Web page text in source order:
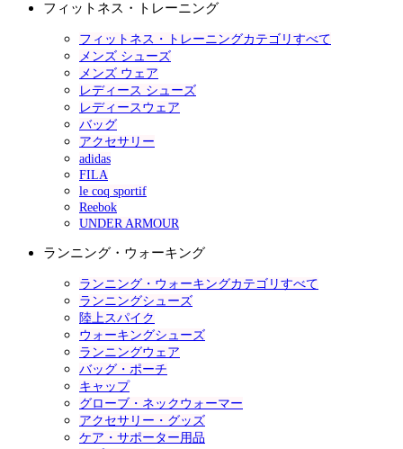
フィットネス・トレーニング
フィットネス・トレーニングカテゴリすべて
メンズ シューズ
メンズ ウェア
レディース シューズ
レディースウェア
バッグ
アクセサリー
adidas
FILA
le coq sportif
Reebok
UNDER ARMOUR
ランニング・ウォーキング
ランニング・ウォーキングカテゴリすべて
ランニングシューズ
陸上スパイク
ウォーキングシューズ
ランニングウェア
バッグ・ポーチ
キャップ
グローブ・ネックウォーマー
アクセサリー・グッズ
ケア・サポーター用品